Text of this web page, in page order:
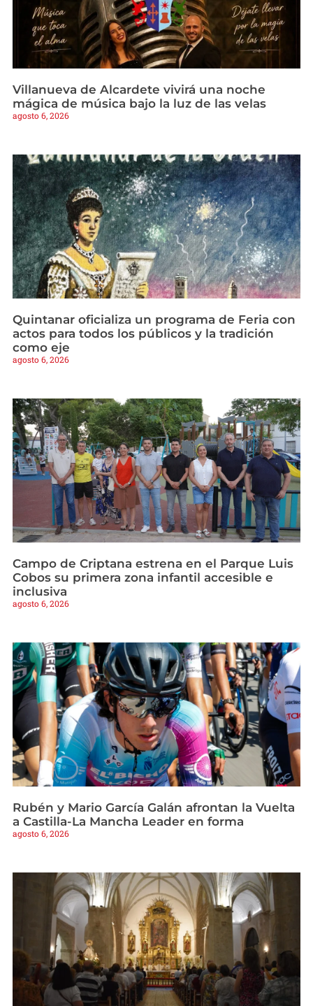
Villanueva de Alcardete vivirá una noche
mágica de música bajo la luz de las velas
agosto 6, 2026
Quintanar oficializa un programa de Feria con
actos para todos los públicos y la tradición
como eje
agosto 6, 2026
Campo de Criptana estrena en el Parque Luis
Cobos su primera zona infantil accesible e
inclusiva
agosto 6, 2026
Rubén y Mario García Galán afrontan la Vuelta
a Castilla-La Mancha Leader en forma
agosto 6, 2026